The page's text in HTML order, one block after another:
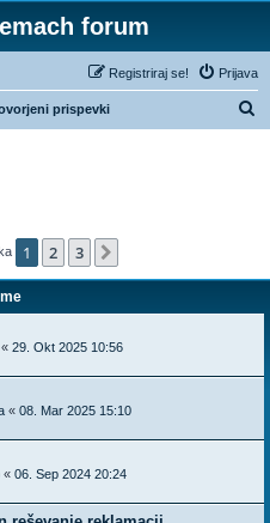
forum
Prijava
Registriraj se!
prispevki
e
1 2 3
« 29. Okt 2025 10:56
« 08. Mar 2025 15:10
« 06. Sep 2024 20:24